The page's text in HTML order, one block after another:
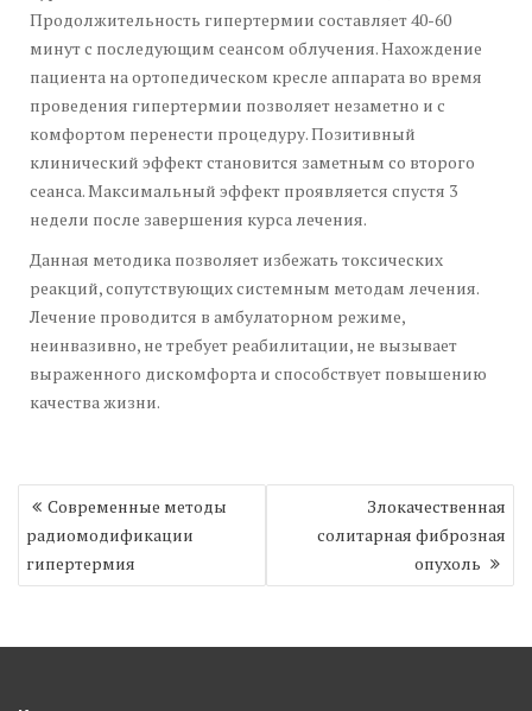
Продолжительность гипертермии составляет 40-60
минут с последующим сеансом облучения. Нахождение
пациента на ортопедическом кресле аппарата во время
проведения гипертермии позволяет незаметно и с
комфортом перенести процедуру. Позитивный
клинический эффект становится заметным со второго
сеанса. Максимальный эффект проявляется спустя 3
недели после завершения курса лечения.
Данная методика позволяет избежать токсических
реакций, сопутствующих системным методам лечения.
Лечение проводится в амбулаторном режиме,
неинвазивно, не требует реабилитации, не вызывает
выраженного дискомфорта и способствует повышению
качества жизни.
Навигация
по
записям
Современные методы
радиомодификации
гипертермия
Злокачественная
солитарная фиброзная
опухоль